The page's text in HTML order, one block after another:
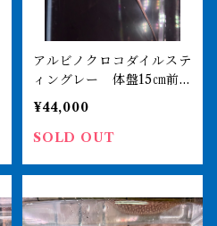
アルビノクロコダイルステ
ィングレー 体盤15㎝前
後 ♀
¥44,000
SOLD OUT